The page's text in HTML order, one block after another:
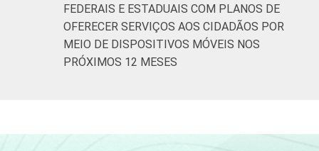
FEDERAIS E ESTADUAIS COM PLANOS DE
OFERECER SERVIÇOS AOS CIDADÃOS POR
MEIO DE DISPOSITIVOS MÓVEIS NOS
PRÓXIMOS 12 MESES